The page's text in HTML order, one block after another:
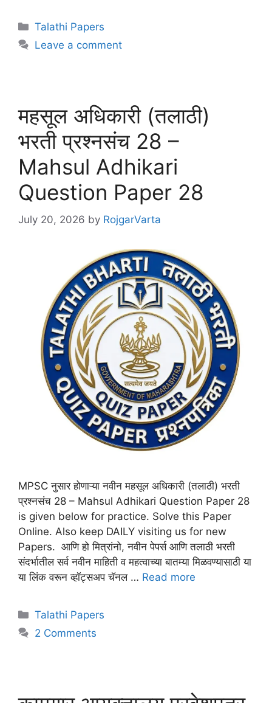
Talathi Papers
Leave a comment
महसूल अधिकारी (तलाठी)
भरती प्रश्नसंच 28 –
Mahsul Adhikari
Question Paper 28
July 20, 2026 by RojgarVarta
MPSC नुसार होणाऱ्या नवीन महसूल अधिकारी (तलाठी) भरती
प्रश्नसंच 28 – Mahsul Adhikari Question Paper 28
is given below for practice. Solve this Paper
Online. Also keep DAILY visiting us for new
Papers. आणि हो मित्रांनो, नवीन पेपर्स आणि तलाठी भरती
संदर्भातील सर्व नवीन माहिती व महत्वाच्या बातम्या मिळवण्यासाठी या
या लिंक वरून व्हॉट्सअप चॅनल … Read more
Talathi Papers
2 Comments